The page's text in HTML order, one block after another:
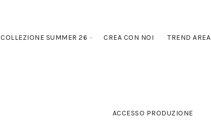
COLLEZIONE SUMMER 26 CREA CON NOI TREND AREA
ACCESSO PRODUZIONE